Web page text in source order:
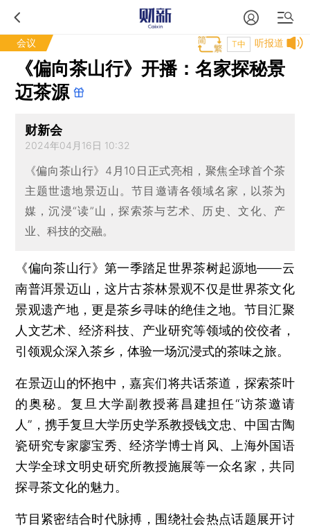
会议 听报道
T中
《偏向茶山行》开播：名家探秘景
迈茶源
财新会
2024年04月16日 10:32
《偏向茶山行》4月10日正式亮相，聚焦全球首个茶
主题世遗地景迈山。节目邀请各领域名家，以茶为
媒，沉浸“读”山，探索茶与艺术、历史、文化、产
业、科技的交融。
《偏向茶山行》第一季踏足世界茶树起源地——云
南普洱景迈山，这片古茶林景观不仅是世界茶文化
景观遗产地，更是茶乡寻味的绝佳之地。节目汇聚
人文艺术、经济科技、产业研究等领域的佼佼者，
引领观众深入茶乡，体验一场沉浸式的茶味之旅。
在景迈山的怀抱中，嘉宾们将共话茶道，探索茶叶
的奥秘。复旦大学副教授蒋昌建担任“访茶邀请
人”，携手复旦大学历史学系教授钱文忠、中国古陶
瓷研究专家廖宝秀、经济学博士肖风、上海外国语
大学全球文明史研究所教授施展等一众名家，共同
探寻茶文化的魅力。
节目紧密结合时代脉搏，围绕社会热点话题展开讨